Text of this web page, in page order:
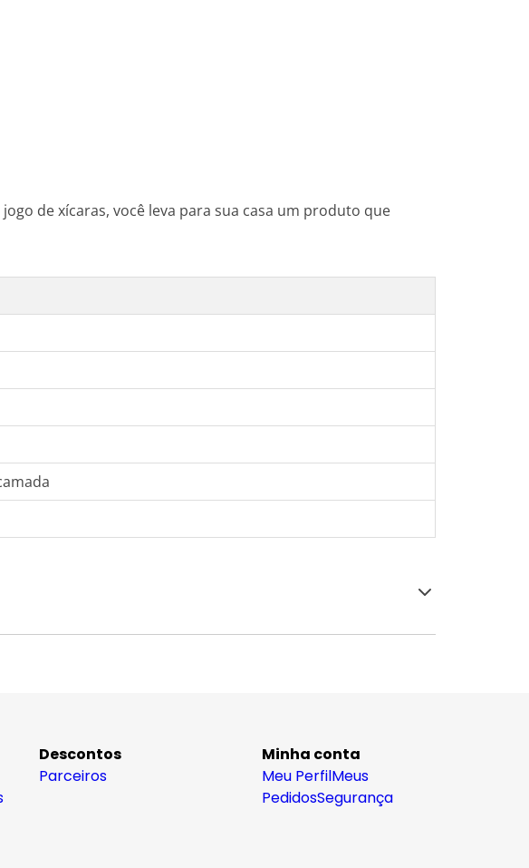
de xícaras, você leva para sua casa um produto que
Descontos
Parceiros
Minha conta
Meu PerfilMeus
PedidosSegurança